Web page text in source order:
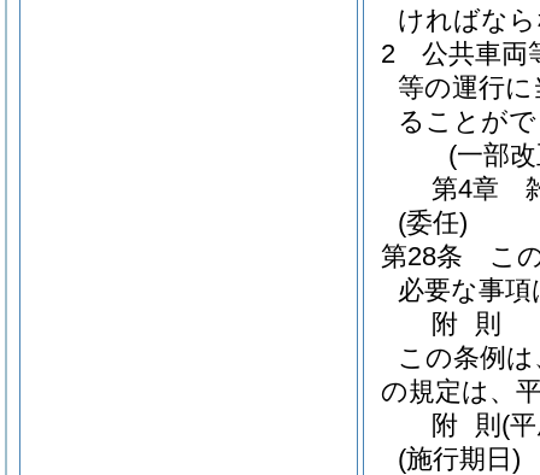
ければな
2
公共車両
等の運行
ることが
(一部
第4章
(委任)
第28条
こ
必要な事
附 則
この条例
の規定は、
附 則 (
(施行期日)